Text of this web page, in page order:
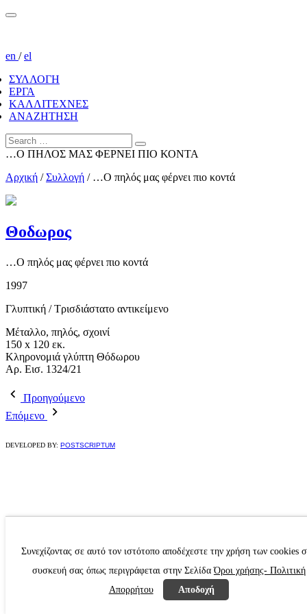
en /el
ΣΥΛΛΟΓΗ
ΕΡΓΑ
ΚΑΛΛΙΤΕΧΝΕΣ
ΑΝΑΖΗΤΗΣΗ
…Ο ΠΗΛΟΣ ΜΑΣ ΦΕΡΝΕΙ ΠΙΟ ΚΟΝΤΑ
Αρχική /Συλλογή / …Ο πηλός μας φέρνει πιο κοντά
Θοδωρος
…Ο πηλός μας φέρνει πιο κοντά
1997
Γλυπτική / Τρισδιάστατο αντικείμενο
Μέταλλο, πηλός, σχοινί
150 x 120 εκ.
Κληρονομιά γλύπτη Θόδωρου
Αρ. Εισ. 1324/21
Προηγούμενο
Επόμενο
DEVELOPED BY: POSTSCRIPTUM
Συνεχίζοντας σε αυτό τον ιστότοπο αποδέχεστε την χρήση των cookies
συσκευή σας όπως περιγράφεται στην ΣελίδαΌροι χρήσης- Πολιτική
Απορρήτου
Αποδοχή